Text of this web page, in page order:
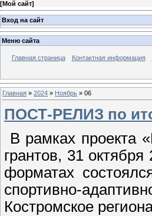
[Мой сайт]
Вход на сайт
Меню сайта
Главная страница Контактная информация
Главная » 2024 » Ноябрь » 06
ПОСТ-РЕЛИЗ по
В рамках проекта
грантов, 31
форматах
спортивно-
Костромское